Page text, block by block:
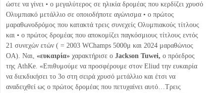
ώστε να γίνει • ο μεγαλύτερος σε ηλικία δρομέας που κερδίζει χρυσό
Ολυμπιακό μετάλλιο σε οποιοδήποτε αγώνισμα • ο πρώτος
μαραθωνοδρόμος που κατακτά τρεις συνεχείς Ολυμπιακούς τίτλους
και • ο πρώτος δρομέας που αποκομίζει παγκόσμιους τίτλους εντός
21 συνεχών ετών ( = 2003 WChamps 5000μ και 2024 μαραθώνιος
OΑ). Ναι, «ευκαιρία» χαρακτήρισε ο Jackson Tuwei, ο πρόεδρος
της AthKe. «Επιθυμούμε να προσφέρουμε στον Eliud την ευκαιρία
να διεκδικήσει το 3ο στη σειρά χρυσό μετάλλιο και έτσι να
αναδειχθεί ως ο πρώτος δρομέας που πετυχαίνει αυτό…Τρεις